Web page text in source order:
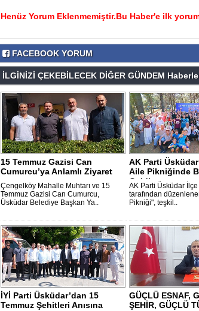
Henüz Yorum Eklenmemiştir.Bu Haber'e ilk
FACEBOOK YORUM
İLGİNİZİ ÇEKEBİLECEK DİĞER GÜNDEM
15 Temmuz Gazisi Can
Cumurcu’ya Anlamlı Ziyaret
Çengelköy Mahalle Muhtarı ve 15
Temmuz Gazisi Can Cumurcu,
Üsküdar Belediye Başkan Ya..
AK Parti Üsküdar
Aile Pikniğinde
Geldi..
AK Parti Üsküdar İlçe
tarafından
Pikniği", teşkil..
İYİ Parti Üsküdar’dan 15
Temmuz Şehitleri Anısına
GÜÇLÜ ESNAF,
ŞEHİR, GÜÇLÜ